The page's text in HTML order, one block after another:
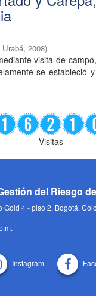
,2008)
visita de
se estableció
Visitas
del Riesgo
4 - piso 2, Bogotá,
Instagram